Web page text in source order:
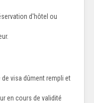
d'hôtel ou
visa dûment rempli et
en cours de validité